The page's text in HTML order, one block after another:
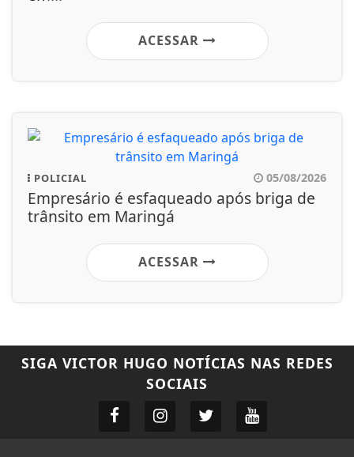
ACESSAR
POLICIAL 05/08/2026
Empresário é esfaqueado após briga de
trânsito em Maringá
ACESSAR
SIGA VICTOR HUGO NOTÍCIAS NAS REDES
SOCIAIS